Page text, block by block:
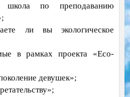
школа по преподаванию
ли вы экологическое
в рамках проекта «Eco-
девушек»;